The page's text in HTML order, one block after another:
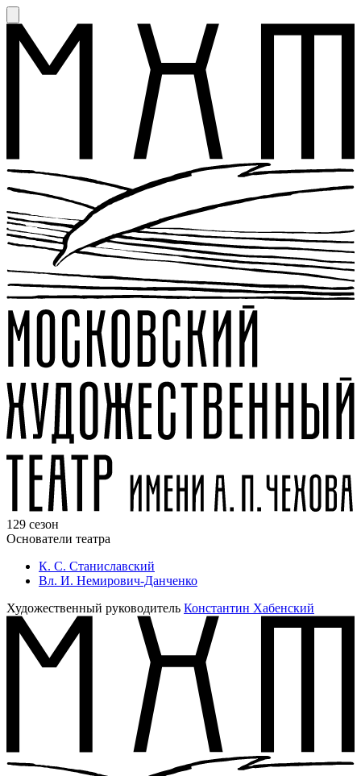
129 сезон
Основатели театра
К. С. Станиславский
Вл. И. Немирович-Данченко
Художественный руководитель Константин Хабенский